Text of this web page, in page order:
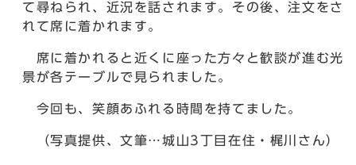
て尋ねられ、近況を話されます。その後、注文をさ
れて席に着かれます。
席に着かれると近くに座った方々と歓談が進む光
景が各テーブルで見られました。
今回も、笑顔あふれる時間を持てました。
（写真提供、文筆…城山3丁目在住・梶川さん）